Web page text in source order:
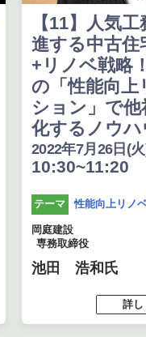
【11】人気
進する中古住
+リノベ戦略
の「性能向上
ション」で他
化するノウハ
2022年7月26日(
10:30~11:20
テーマ 性能向上リノ
岡庭建設
専務取締役
池田 浩和氏
詳